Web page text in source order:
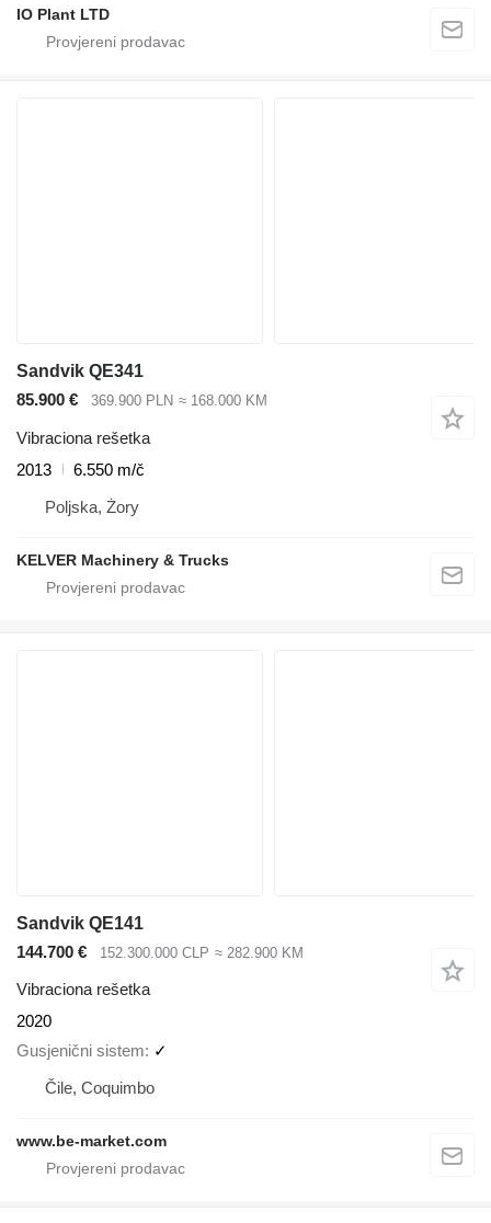
IO Plant LTD
Sandvik QE341
85.900 €
369.900 PLN ≈ 168.000 KM
Vibraciona rešetka
2013
6.550 m/č
Poljska, Żory
KELVER Machinery & Trucks
Sandvik QE141
144.700 €
152.300.000 CLP ≈ 282.900 KM
Vibraciona rešetka
2020
Gusjenični sistem
✓
Čile, Coquimbo
www.be-market.com